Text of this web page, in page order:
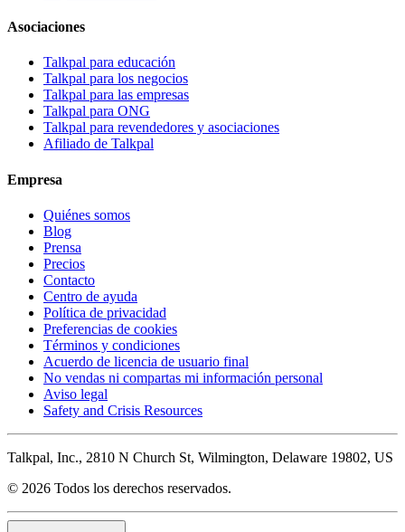
Asociaciones
Talkpal para educación
Talkpal para los negocios
Talkpal para las empresas
Talkpal para ONG
Talkpal para revendedores y asociaciones
Afiliado de Talkpal
Empresa
Quiénes somos
Blog
Prensa
Precios
Contacto
Centro de ayuda
Política de privacidad
Preferencias de cookies
Términos y condiciones
Acuerdo de licencia de usuario final
No vendas ni compartas mi información personal
Aviso legal
Safety and Crisis Resources
Talkpal, Inc., 2810 N Church St, Wilmington, Delaware 19802, US
© 2026 Todos los derechos reservados.